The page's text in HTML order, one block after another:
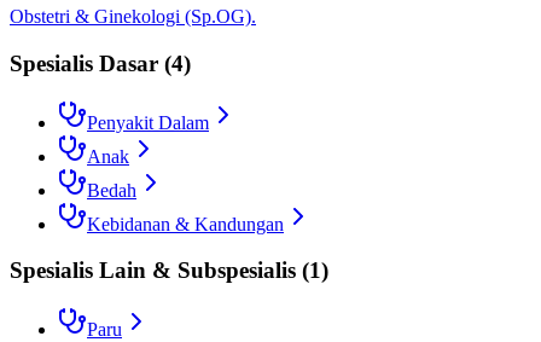
Obstetri & Ginekologi (Sp.OG).
Spesialis Dasar (4)
Penyakit Dalam
Anak
Bedah
Kebidanan & Kandungan
Spesialis Lain & Subspesialis (1)
Paru